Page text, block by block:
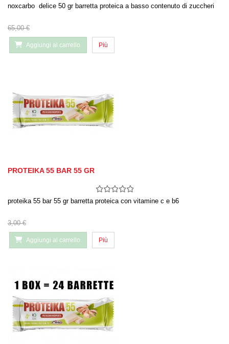
noxcarbo delice 50 gr barretta proteica a basso contenuto di zuccheri
65,00 €
Aggiungi al carrello Più
PROTEIKA 55 BAR 55 GR
proteika 55 bar 55 gr barretta proteica con vitamine c e b6
3,00 €
Aggiungi al carrello Più